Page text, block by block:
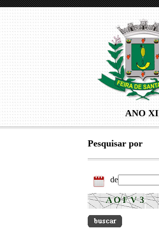
ANO
Pesquisar por
de